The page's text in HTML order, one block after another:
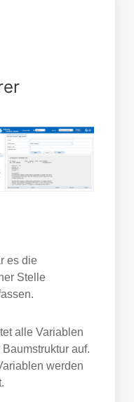
es die
Stelle
alle Variablen
auf.
werden